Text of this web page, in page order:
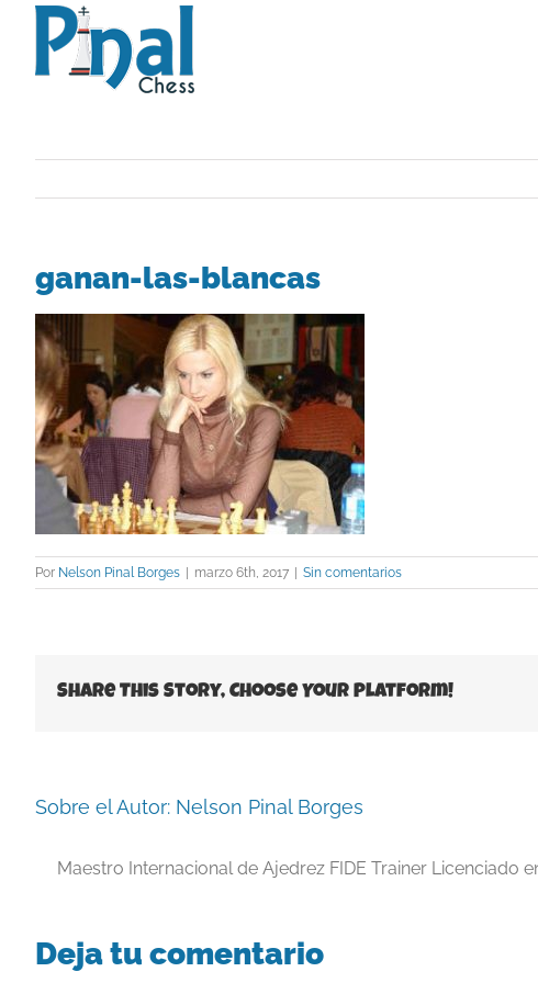
Saltar
contenido
ganan-las-blancas
Por Nelson Pinal Borges | marzo 6th, 2017 | Sin comentarios
Share This Story, Choose Your Platform!
Sobre el Autor: Nelson Pinal Borges
Maestro Internacional de Ajedrez FIDE Trainer Licenciado
Deja tu comentario